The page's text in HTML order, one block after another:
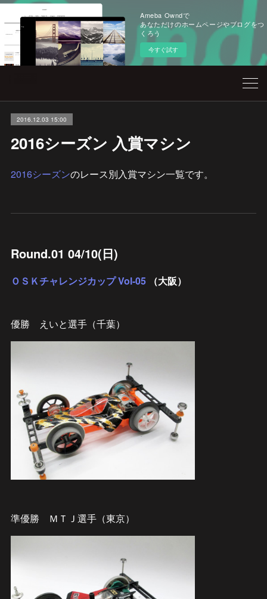
Ameba Owndで
あなただけのホームページやブログをつ
くろう
今すぐ試す
2016.12.03 15:00
2016シーズン 入賞マシン
2016シーズンのレース別入賞マシン一覧です。
Round.01 04/10(日)
ＯＳＫチャレンジカップ Vol-05（大阪）
優勝 えいと選手（千葉）
準優勝 ＭＴＪ選手（東京）